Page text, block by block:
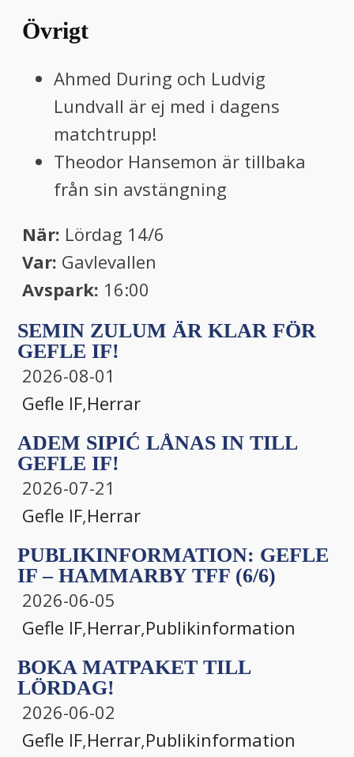
Övrigt
Ahmed During och Ludvig
Lundvall är ej med i dagens
matchtrupp!
Theodor Hansemon är tillbaka
från sin avstängning
När: Lördag 14/6
Var: Gavlevallen
Avspark: 16:00
SEMIN ZULUM ÄR KLAR FÖR
GEFLE IF!
2026-08-01
Gefle IF,Herrar
ADEM SIPIĆ LÅNAS IN TILL
GEFLE IF!
2026-07-21
Gefle IF,Herrar
PUBLIKINFORMATION: GEFLE
IF – HAMMARBY TFF (6/6)
2026-06-05
Gefle IF,Herrar,Publikinformation
BOKA MATPAKET TILL
LÖRDAG!
2026-06-02
Gefle IF,Herrar,Publikinformation